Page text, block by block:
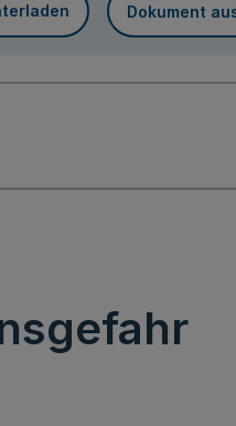
Dokument